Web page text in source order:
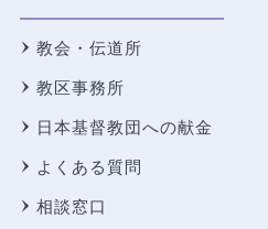
教会・伝道所
教区事務所
日本基督教団への献金
よくある質問
相談窓口